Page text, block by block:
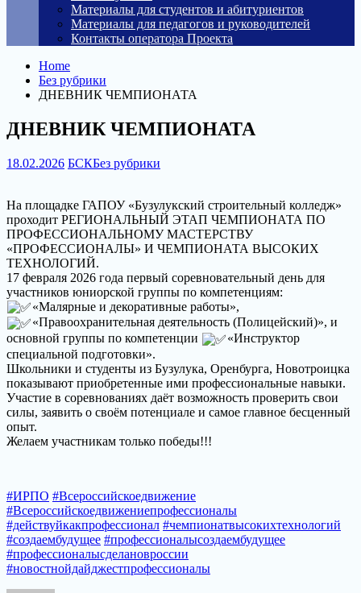
Материалы для студентов и абитуриентов
Материалы для педагогов и руководителей
Контакты оператора Проекта
Home
Без рубрики
ДНЕВНИК ЧЕМПИОНАТА
ДНЕВНИК ЧЕМПИОНАТА
18.02.2026 БСКБез рубрики
На площадке ГАПОУ «Бузулукский строительный колледж»
проходит РЕГИОНАЛЬНЫЙ ЭТАП ЧЕМПИОНАТА ПО
ПРОФЕССИОНАЛЬНОМУ МАСТЕРСТВУ
«ПРОФЕССИОНАЛЫ» И ЧЕМПИОНАТА ВЫСОКИХ
ТЕХНОЛОГИЙ.
17 февраля 2026 года первый соревновательный день для
участников юниорской группы по компетенциям:
«Малярные и декоративные работы»,
«Правоохранительная деятельность (Полицейский)», и
основной группы по компетенции
«Инструктор
специальной подготовки».
Школьники и студенты из Бузулука, Оренбурга, Новотроицка
показывают приобретенные ими профессиональные навыки.
Участие в соревнованиях даёт возможность проверить свои
силы, заявить о своём потенциале и самое главное бесценный
опыт.
Желаем участникам только победы!!!
#ИРПО #Всероссийскоедвижение
#Всероссийскоедвижениепрофессионалы
#действуйкакпрофессионал #чемпионатвысокихтехнологий
#создаембудущее #профессионалысоздаембудущее
#профессионалысделановроссии
#новостнойдайджестпрофессионалы